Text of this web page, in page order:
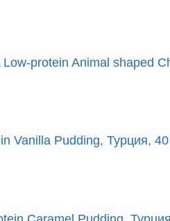
protein Animal shaped
Vanilla Pudding, Турция,